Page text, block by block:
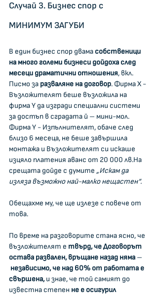
Случай 3. Бизнес спор с
МИНИМУМ ЗАГУБИ
В един бизнес спор двама собственици
на много големи бизнеси дойдоха след
месеци драматични отношения, вкл.
Писмо за разваляне на договор. Фирма Х -
Възложителят беше възложила на
фирма Y да изгради специални системи
за достъп в сградата й – мини-мол.
Фирма Y - Изпълнителят, обаче след
близо 6 месеца, не беше завършила
монтажа и Възложителят си искаше
изцяло платения аванс от 20 000 лв.На
срещата дойде с думите „Искам да
изляза възможно най-малко нещастен“.
Обещахме му, че ще излезе с повече от
това.
По време на разговорите стана ясно, че
възложителят е твърд, че Договорът
остава развален, връщане назад няма –
независимо, че над 60% от работата е
свършена, и знае, че той самият до
известна степен не е осигурил